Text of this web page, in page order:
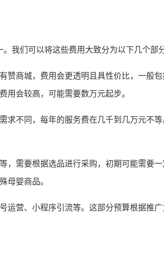
我们可以将这些费用大致分为以下几个部分
赞商城，费用会更透明且具性价比，一般
会较高，可能需要数万元起步。
求不同，每年的服务费在几千到几万元不
，需要根据选品进行采购，初期可能需要
母婴商品。
运营、小程序引流等。这部分预算根据推